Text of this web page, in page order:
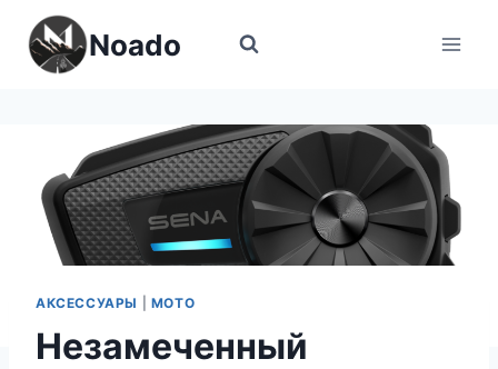
Перейти
содержимому
Noado
АКСЕССУАРЫ МОТО
Незамеченный